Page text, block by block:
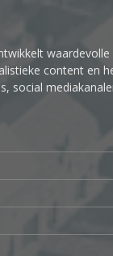
waardevolle
content en
social